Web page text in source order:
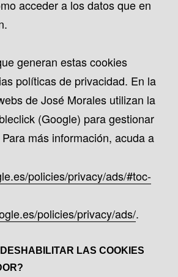
acceder a los datos que en
generan estas cookies
políticas de privacidad. En la
de José Morales utilizan la
(Google) para gestionar
más información, acuda a
policies/privacy/ads/#toc-
policies/privacy/ads/.
LAS COOKIES